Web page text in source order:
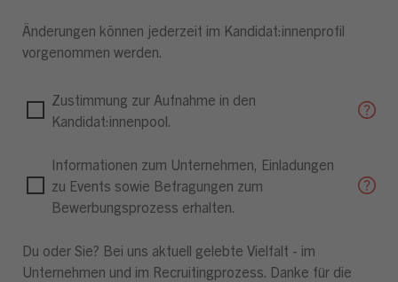
Änderungen können jederzeit im Kandidat:innenprofil
vorgenommen werden.
Zustimmung zur Aufnahme in den
Kandidat:innenpool.
Informationen zum Unternehmen, Einladungen
zu Events sowie Befragungen zum
Bewerbungsprozess erhalten.
Du oder Sie? Bei uns aktuell gelebte Vielfalt - im
Unternehmen und im Recruitingprozess. Danke für die